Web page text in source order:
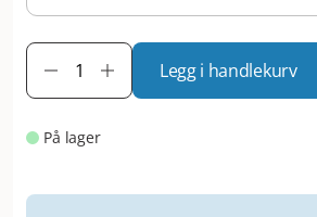
Legg i handlekurv
På lager